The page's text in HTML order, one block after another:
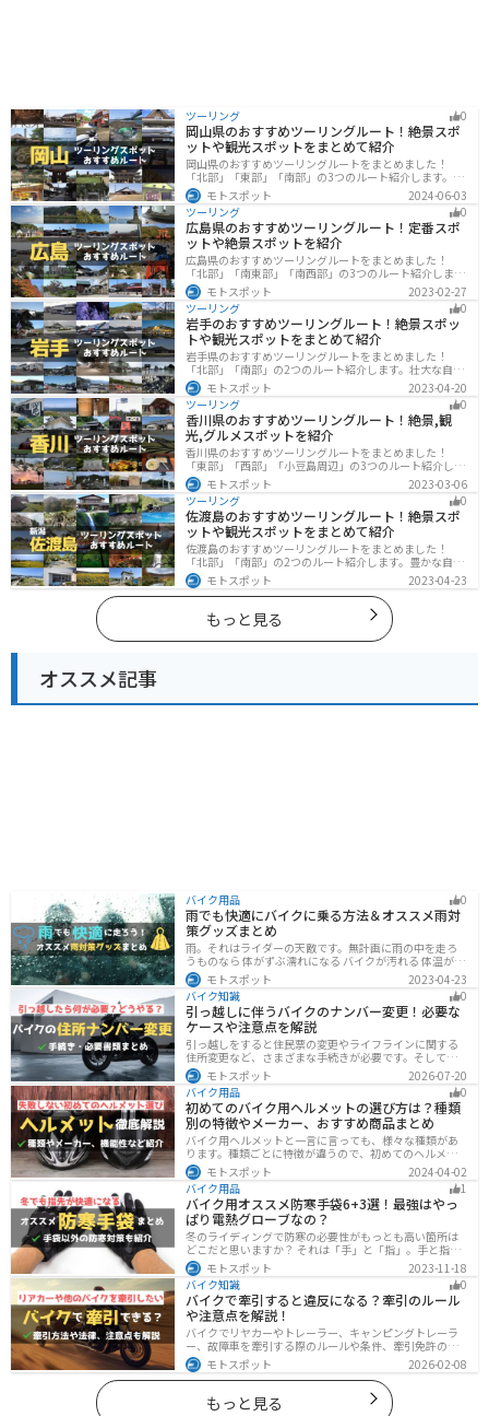
ツーリング 0
岡山県のおすすめツーリングルート！絶景スポ
ットや観光スポットをまとめて紹介
岡山県のおすすめツーリングルートをまとめました！
「北部」「東部」「南部」の3つのルート紹介します。岡
山市や倉敷市など、歴史ある街並みも魅力的で、バイク
ツーリングに最適なスポットが多数あります。バイクで
岡山県にツーリングに行く際は参考にしてください。
モトスポット
2024-06-03
ツーリング
0
広島県のおすすめツーリングルート！定番スポ
ットや絶景スポットを紹介
広島県のおすすめツーリングルートをまとめました！
「北部」「南東部」「南西部」の3つのルート紹介しま
す。自然豊かな山と海だけでなく、歴史的価値のある建
造物も多数あるので、飽きることなくツーリングを堪能
できます。バイクで広島県にツーリングに行く際は参考
にしてください。
モトスポット
2023-02-27
ツーリング
0
岩手のおすすめツーリングルート！絶景スポッ
トや観光スポットをまとめて紹介
岩手県のおすすめツーリングルートをまとめました！
「北部」「南部」の2つのルート紹介します。壮大な自然
や歴史的な観光スポットが多く存在するので楽しめま
す。バイクで岩手県にツーリングに行く際は参考にして
ください。
モトスポット
2023-04-20
ツーリング
0
香川県のおすすめツーリングルート！絶景,観
光,グルメスポットを紹介
香川県のおすすめツーリングルートをまとめました！
「東部」「西部」「小豆島周辺」の3つのルート紹介しま
す。自然豊かな山から海、絶品グルメを満喫するツーリ
ングができます。バイクで香川県にツーリングに行く際
は参考にしてください。
モトスポット
2023-03-06
ツーリング
0
佐渡島のおすすめツーリングルート！絶景スポ
ットや観光スポットをまとめて紹介
佐渡島のおすすめツーリングルートをまとめました！
「北部」「南部」の2つのルート紹介します。豊かな自然
と歴史的なスポット、トキなどの貴重な動物を見られる
スポットが多数あります。バイクで佐渡島にツーリング
に行く際は参考にしてください。
モトスポット 2023-04-23
もっと見る
オススメ記事
バイク用品 0
雨でも快適にバイクに乗る方法＆オススメ雨対
策グッズまとめ
雨。それはライダーの天敵です。無計画に雨の中を走ろ
うものなら 体がずぶ濡れになる バイクが汚れる 体温が奪
われて集中力が低下する 雨で視界が悪くなる 路面が濡れ
て滑りやすくなるなど、晴れの日にはないマイナス要素
が盛りだくさんでライダーに押し寄せてきます。そんな
雨の中を好んで走ろうなんて誰も考えていないはずです
が、どうしても避けられない場合もありますよね。この
記事では、レインウエアや防水バッグをはじめ、ライダ
ーや荷物を雨から守るための方法やグッズなどについて
紹介します。雨はライダーにとって非常に厄介なモノで
すが、バッチリと対策しておけば意外と快適に走れてし
まうものです
モトスポット
2023-04-23
バイク知識
0
引っ越しに伴うバイクのナンバー変更！必要な
ケースや注意点を解説
引っ越しをすると住民票の変更やライフラインに関する
住所変更など、さまざまな手続きが必要です。そしてバ
イク乗りの場合は、住所変更やナンバー変更といったバ
イクに関する手続きも忘れてはいけません。しかし、必
要な手続きや手順がわからないという方も多いのではな
いでしょうか。ライダー引っ越したらバイクのナンバー
を変えないといけないの？ライダー引っ越し先でも原付
に乗る場合、どんな手続きが必要か知りたいライダー引
っ越したけど忙しくて住所変更もナンバー変更もしてい
ない・・・今回はこのような疑問・お悩みにお
モトスポット
2026-07-20
バイク用品
0
初めてのバイク用ヘルメットの選び方は？種類
別の特徴やメーカー、おすすめ商品まとめ
バイク用ヘルメットと一言に言っても、様々な種類があ
ります。種類ごとに特徴が違うので、初めてのヘルメッ
ト選びで失敗しないように、しっかりと理解して選ぶよ
うにしましょう。この記事では、特徴やメリットデメリ
ット、有名メーカーなど初心者が知っておくべきことを
まとめました。
モトスポット
2024-04-02
バイク用品
1
バイク用オススメ防寒手袋6+3選！最強はやっ
ぱり電熱グローブなの？
冬のライディングで防寒の必要性がもっとも高い箇所は
どこだと思いますか？ それは「手」と「指」。手と指が
冷えてしまうと、防寒ジャケットをいくら着込んでも寒
さから逃れることはできません。そんな防寒の要となる
オススメ防寒手袋を紹介します。
モトスポット
2023-11-18
バイク知識
0
バイクで牽引すると違反になる？牽引のルール
や注意点を解説！
バイクでリヤカーやトレーラー、キャンピングトレーラ
ー、故障車を牽引する際のルールや条件、牽引免許の有
無、速度制限、必要な装備をわかりやすく解説。メリッ
ト・デメリットや注意点も紹介し、安全にバイクの積載
力をアップする方法をまとめました。
モトスポット 2026-02-08
もっと見る